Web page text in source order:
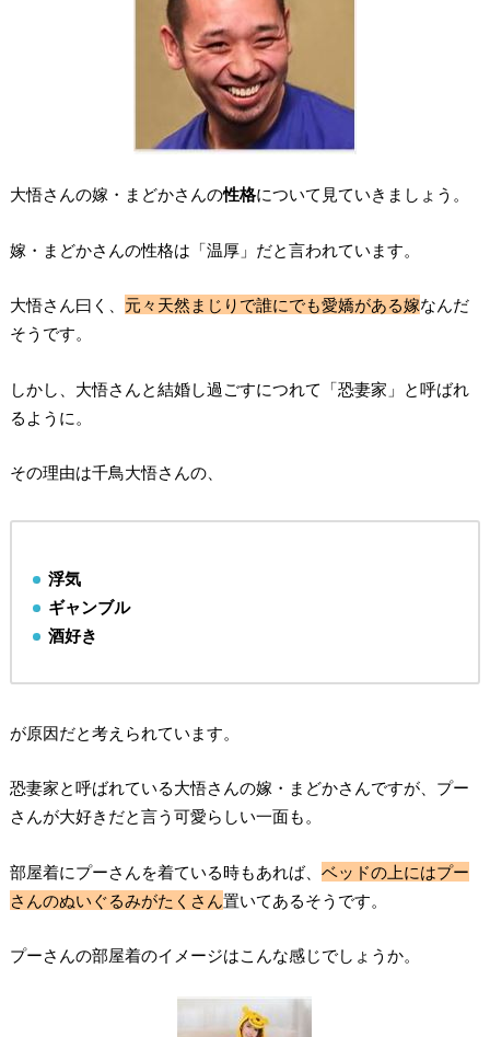
大悟さんの嫁・まどかさんの性格について見ていきましょう。
嫁・まどかさんの性格は「温厚」だと言われています。
大悟さん曰く、 元々天然まじりで誰にでも愛嬌がある嫁なんだ
そうです。
しかし、大悟さんと結婚し過ごすにつれて「恐妻家」と呼ばれ
るように。
その理由は千鳥大悟さんの、
浮気
ギャンブル
酒好き
が原因だと考えられています。
恐妻家と呼ばれている大悟さんの嫁・まどかさんですが、プー
さんが大好きだと言う可愛らしい一面も。
部屋着にプーさんを着ている時もあれば、 ベッドの上にはプー
さんのぬいぐるみがたくさん置いてあるそうです。
プーさんの部屋着のイメージはこんな感じでしょうか。